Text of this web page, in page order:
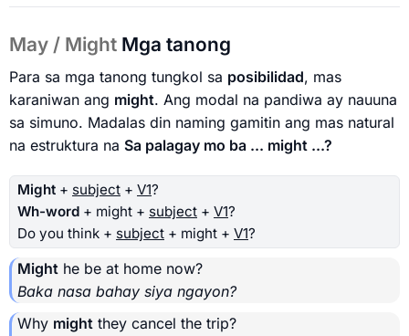
May / Might Mga tanong
Para sa mga tanong tungkol sa posibilidad, mas
karaniwan ang might. Ang modal na pandiwa ay nauuna
sa simuno. Madalas din naming gamitin ang mas natural
na estruktura na Sa palagay mo ba ... might ...?
Might + subject + V1?
Wh-word + might + subject + V1?
Do you think + subject + might + V1?
Might he be at home now?
Baka nasa bahay siya ngayon?
Why might they cancel the trip?